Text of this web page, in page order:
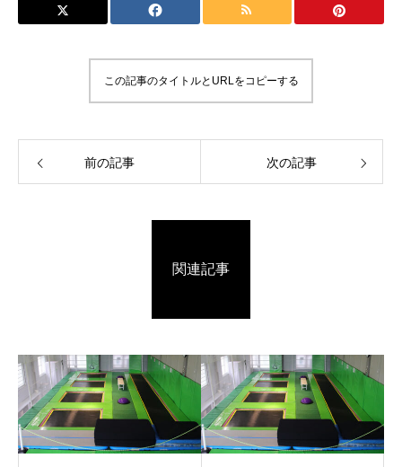
この記事のタイトルとURLをコピーする
前の記事 次の記事
関連記事